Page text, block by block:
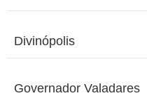
Divinópolis
Governador Valadares